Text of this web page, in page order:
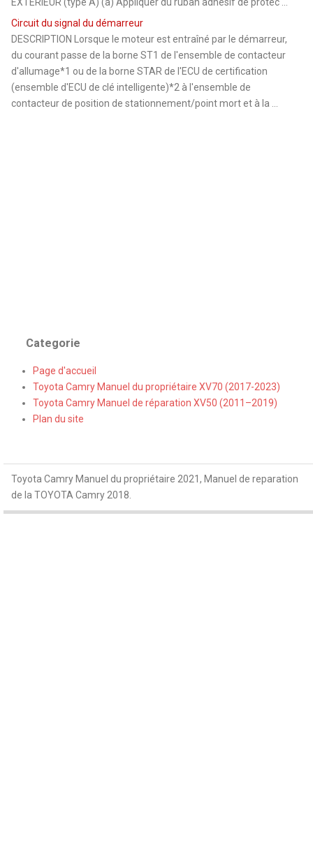
Circuit du signal du démarreur
DESCRIPTION Lorsque le moteur est entraîné par le démarreur,
du courant passe de la borne ST1 de l'ensemble de contacteur
d'allumage*1 ou de la borne STAR de l'ECU de certification
(ensemble d'ECU de clé intelligente)*2 à l'ensemble de
contacteur de position de stationnement/point mort et à la ...
Categorie
Page d'accueil
Toyota Camry Manuel du propriétaire XV70 (2017-2023)
Toyota Camry Manuel de réparation XV50 (2011–2019)
Plan du site
Toyota Camry Manuel du propriétaire 2021, Manuel de reparation
de la TOYOTA Camry 2018.